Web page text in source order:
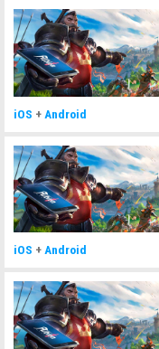
iOS + Android
iOS + Android